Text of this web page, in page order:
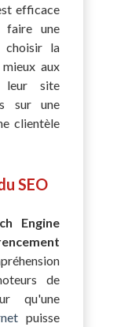
efficace
faire une
choisir la
aux
leur site
sur une
clientèle
SEO
Engine
de
qu'une
puisse